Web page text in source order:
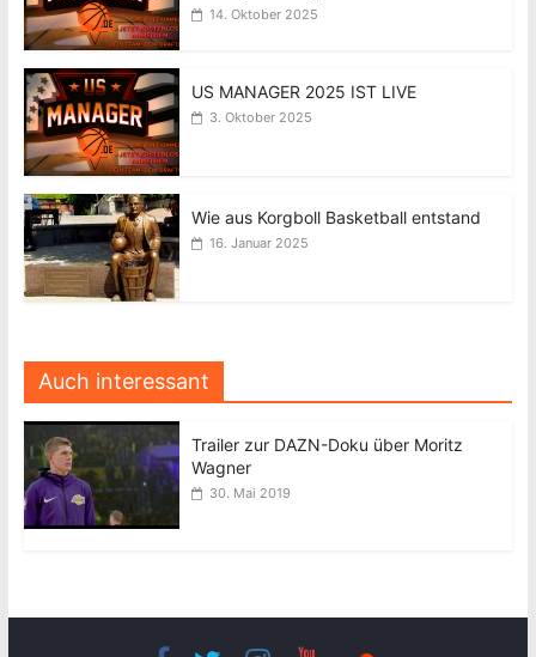
14. Oktober 2025
US MANAGER 2025 IST LIVE
3. Oktober 2025
Wie aus Korgboll Basketball entstand
16. Januar 2025
Auch interessant
Trailer zur DAZN-Doku über Moritz
Wagner
30. Mai 2019